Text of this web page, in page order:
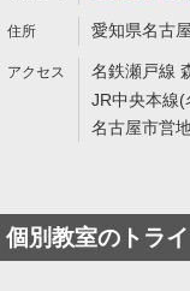
愛知県名古
名鉄瀬戸線
JR中央本線
名古屋市営
個別教室のトライ